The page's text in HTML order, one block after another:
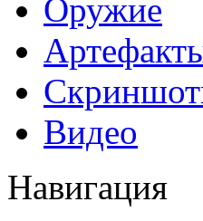
Оружие
Видео
Навигация